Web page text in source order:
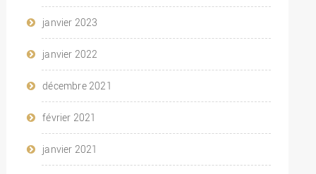
janvier 2023
janvier 2022
décembre 2021
février 2021
janvier 2021